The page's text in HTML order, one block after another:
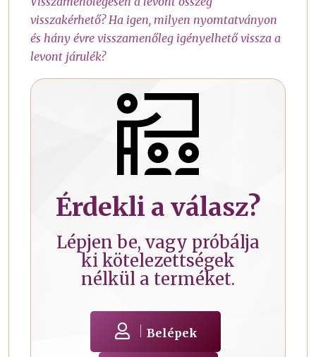
visszakérhető? Ha igen, milyen nyomtatványon
és hány évre visszamenőleg igényelhető vissza a
levont járulék?
Érdekli a válasz?
Lépjen be, vagy próbálja
ki kötelezettségek
nélkül a terméket.
Belépek